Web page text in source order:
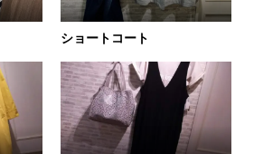
ショートコート